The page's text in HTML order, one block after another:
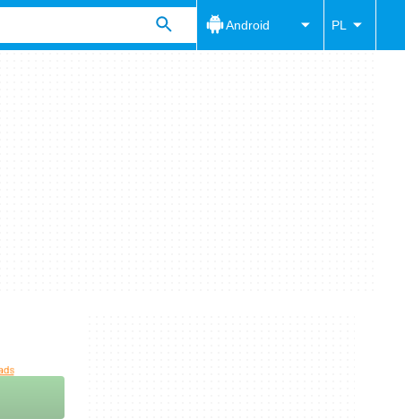
Android PL